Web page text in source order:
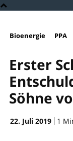
Bioenergie PPA
Erster
Söhne
22. Juli 2019 1